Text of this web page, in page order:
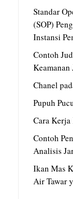
Standar
(SOP)
Instansi
Contoh
Keamanan
Chanel
Pupuh
Cara
Contoh
Analisis
Ikan Mas
Air Tawar